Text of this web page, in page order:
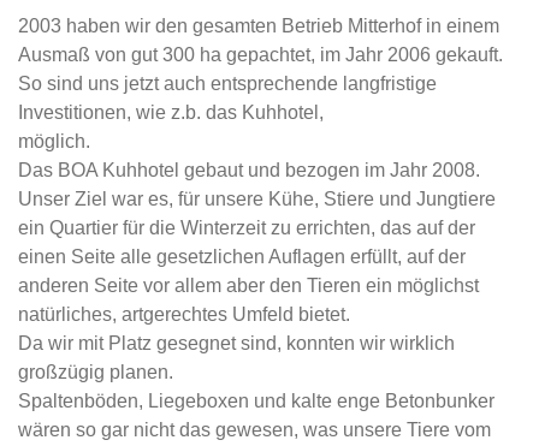
2003 haben wir den gesamten Betrieb Mitterhof in einem
Ausmaß von gut 300 ha gepachtet, im Jahr 2006 gekauft.
So sind uns jetzt auch entsprechende langfristige
Investitionen, wie z.b. das Kuhhotel,
möglich.
Das BOA Kuhhotel gebaut und bezogen im Jahr 2008.
Unser Ziel war es, für unsere Kühe, Stiere und Jungtiere
ein Quartier für die Winterzeit zu errichten, das auf der
einen Seite alle gesetzlichen Auflagen erfüllt, auf der
anderen Seite vor allem aber den Tieren ein möglichst
natürliches, artgerechtes Umfeld bietet.
Da wir mit Platz gesegnet sind, konnten wir wirklich
großzügig planen.
Spaltenböden, Liegeboxen und kalte enge Betonbunker
wären so gar nicht das gewesen, was unsere Tiere vom